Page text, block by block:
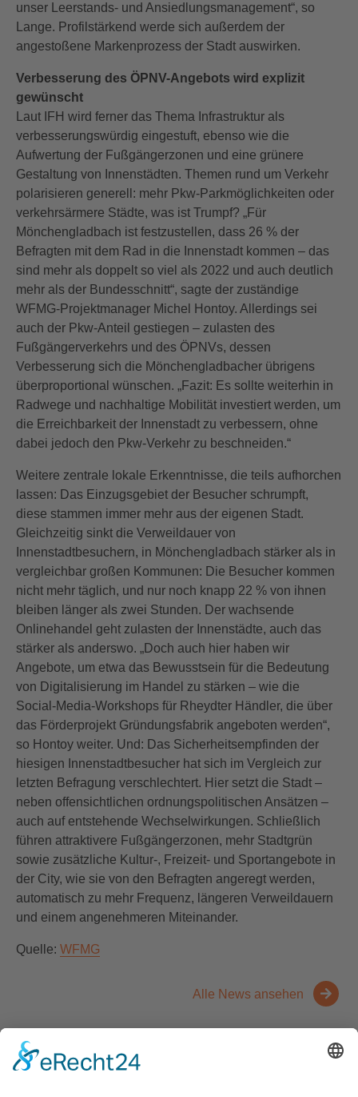
unser Leerstands- und Ansiedlungsmanagement“, so
Lange. Profilstärkend werde sich außerdem der
angestoßene Markenprozess der Stadt auswirken.
Verbesserung des ÖPNV-Angebots wird explizit
gewünscht
Laut IFH wird ferner das Thema Infrastruktur als
verbesserungswürdig eingestuft, ebenso wie die
Aufwertung der Fußgängerzonen und eine grünere
Gestaltung von Innenstädten. Themen rund um Verkehr
polarisieren generell: mehr Pkw-Parkmöglichkeiten oder
verkehrsärmere Städte, was ist Trumpf? „Für
Mönchengladbach ist festzustellen, dass 26 % der
Befragten mit dem Rad in die Innenstadt kommen – das
sind mehr als doppelt so viel als 2022 und auch deutlich
mehr als der Bundesschnitt“, sagte der zuständige
WFMG-Projektmanager Michel Hontoy. Allerdings sei
auch der Pkw-Anteil gestiegen – zulasten des
Fußgängerverkehrs und des ÖPNVs, dessen
Verbesserung sich die Mönchengladbacher übrigens
überproportional wünschen. „Fazit: Es sollte weiterhin in
Radwege und nachhaltige Mobilität investiert werden, um
die Erreichbarkeit der Innenstadt zu verbessern, ohne
dabei jedoch den Pkw-Verkehr zu beschneiden.“
Weitere zentrale lokale Erkenntnisse, die teils aufhorchen
lassen: Das Einzugsgebiet der Besucher schrumpft,
diese stammen immer mehr aus der eigenen Stadt.
Gleichzeitig sinkt die Verweildauer von
Innenstadtbesuchern, in Mönchengladbach stärker als in
vergleichbar großen Kommunen: Die Besucher kommen
nicht mehr täglich, und nur noch knapp 22 % von ihnen
bleiben länger als zwei Stunden. Der wachsende
Onlinehandel geht zulasten der Innenstädte, auch das
stärker als anderswo. „Doch auch hier haben wir
Angebote, um etwa das Bewusstsein für die Bedeutung
von Digitalisierung im Handel zu stärken – wie die
Social-Media-Workshops für Rheydter Händler, die über
das Förderprojekt Gründungsfabrik angeboten werden“,
so Hontoy weiter. Und: Das Sicherheitsempfinden der
hiesigen Innenstadtbesucher hat sich im Vergleich zur
letzten Befragung verschlechtert. Hier setzt die Stadt –
neben offensichtlichen ordnungspolitischen Ansätzen –
auch auf entstehende Wechselwirkungen. Schließlich
führen attraktivere Fußgängerzonen, mehr Stadtgrün
sowie zusätzliche Kultur-, Freizeit- und Sportangebote in
der City, wie sie von den Befragten angeregt werden,
automatisch zu mehr Frequenz, längeren Verweildauern
und einem angenehmeren Miteinander.
Quelle: WFMG
Alle News ansehen